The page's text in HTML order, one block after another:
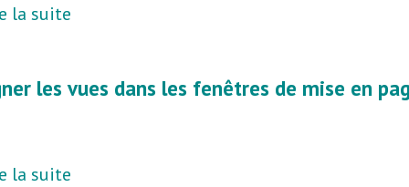
la suite
les vues dans les fenêtres de mise en
la suite